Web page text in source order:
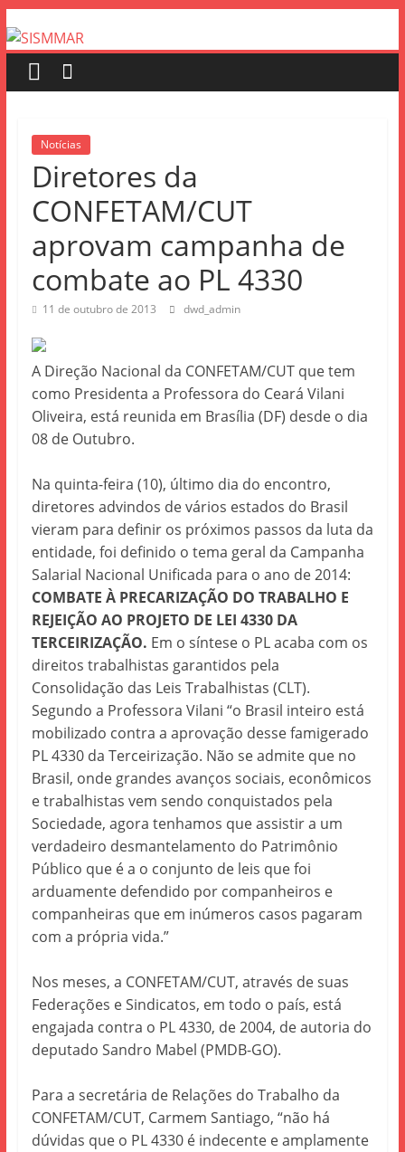
Notícias
Diretores da
CONFETAM/CUT
aprovam campanha de
combate ao PL 4330
11 de outubro de 2013 dwd_admin
A Direção Nacional da CONFETAM/CUT que tem
como Presidenta a Professora do Ceará Vilani
Oliveira, está reunida em Brasília (DF) desde o dia
08 de Outubro.
Na quinta-feira (10), último dia do encontro,
diretores advindos de vários estados do Brasil
vieram para definir os próximos passos da luta da
entidade, foi definido o tema geral da Campanha
Salarial Nacional Unificada para o ano de 2014:
COMBATE À PRECARIZAÇÃO DO TRABALHO E
REJEIÇÃO AO PROJETO DE LEI 4330 DA
TERCEIRIZAÇÃO. Em o síntese o PL acaba com os
direitos trabalhistas garantidos pela
Consolidação das Leis Trabalhistas (CLT).
Segundo a Professora Vilani “o Brasil inteiro está
mobilizado contra a aprovação desse famigerado
PL 4330 da Terceirização. Não se admite que no
Brasil, onde grandes avanços sociais, econômicos
e trabalhistas vem sendo conquistados pela
Sociedade, agora tenhamos que assistir a um
verdadeiro desmantelamento do Patrimônio
Público que é a o conjunto de leis que foi
arduamente defendido por companheiros e
companheiras que em inúmeros casos pagaram
com a própria vida.”
Nos meses, a CONFETAM/CUT, através de suas
Federações e Sindicatos, em todo o país, está
engajada contra o PL 4330, de 2004, de autoria do
deputado Sandro Mabel (PMDB-GO).
Para a secretária de Relações do Trabalho da
CONFETAM/CUT, Carmem Santiago, “não há
dúvidas que o PL 4330 é indecente e amplamente